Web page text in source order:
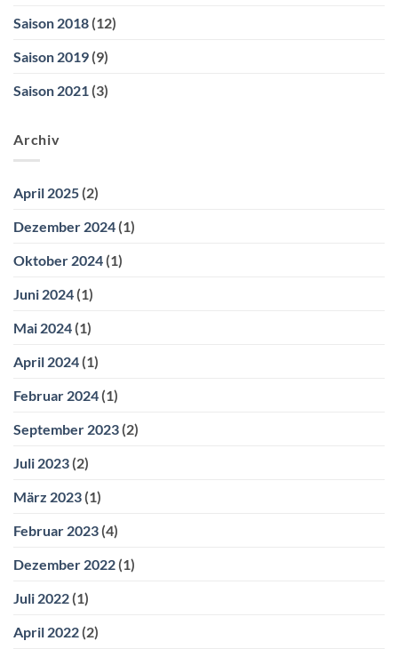
Saison 2018 (12)
Saison 2019 (9)
Saison 2021 (3)
Archiv
April 2025 (2)
Dezember 2024 (1)
Oktober 2024 (1)
Juni 2024 (1)
Mai 2024 (1)
April 2024 (1)
Februar 2024 (1)
September 2023 (2)
Juli 2023 (2)
März 2023 (1)
Februar 2023 (4)
Dezember 2022 (1)
Juli 2022 (1)
April 2022 (2)